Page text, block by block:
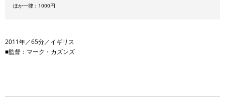
ほか一律：1000円
2011年／65分／イギリス
■監督：マーク・カズンズ